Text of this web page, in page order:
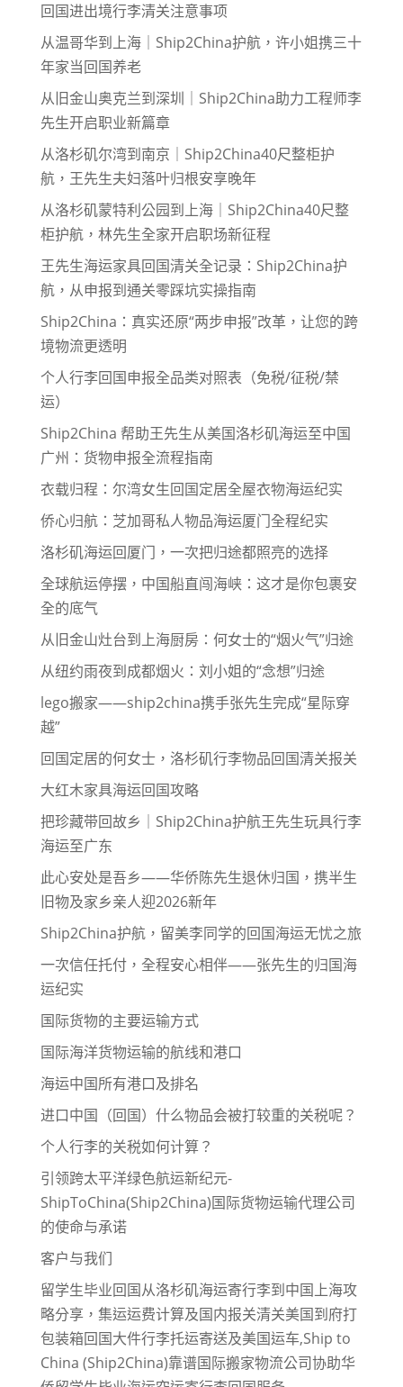
回国进出境行李清关注意事项
从温哥华到上海｜Ship2China护航，许小姐携三十
年家当回国养老
从旧金山奥克兰到深圳｜Ship2China助力工程师李
先生开启职业新篇章
从洛杉矶尔湾到南京｜Ship2China40尺整柜护
航，王先生夫妇落叶归根安享晚年
从洛杉矶蒙特利公园到上海｜Ship2China40尺整
柜护航，林先生全家开启职场新征程
王先生海运家具回国清关全记录：Ship2China护
航，从申报到通关零踩坑实操指南
Ship2China：真实还原“两步申报”改革，让您的跨
境物流更透明
个人行李回国申报全品类对照表（免税/征税/禁
运）
Ship2China 帮助王先生从美国洛杉矶海运至中国
广州：货物申报全流程指南
衣载归程：尔湾女生回国定居全屋衣物海运纪实
侨心归航：芝加哥私人物品海运厦门全程纪实
洛杉矶海运回厦门，一次把归途都照亮的选择
全球航运停摆，中国船直闯海峡：这才是你包裹安
全的底气
从旧金山灶台到上海厨房：何女士的“烟火气”归途
从纽约雨夜到成都烟火：刘小姐的“念想”归途
lego搬家——ship2china携手张先生完成“星际穿
越”
回国定居的何女士，洛杉矶行李物品回国清关报关
大红木家具海运回国攻略
把珍藏带回故乡｜Ship2China护航王先生玩具行李
海运至广东
此心安处是吾乡——华侨陈先生退休归国，携半生
旧物及家乡亲人迎2026新年
Ship2China护航，留美李同学的回国海运无忧之旅
一次信任托付，全程安心相伴——张先生的归国海
运纪实
国际货物的主要运输方式
国际海洋货物运输的航线和港口
海运中国所有港口及排名
进口中国（回国）什么物品会被打较重的关税呢？
个人行李的关税如何计算？
引领跨太平洋绿色航运新纪元-
ShipToChina(Ship2China)国际货物运输代理公司
的使命与承诺
客户与我们
留学生毕业回国从洛杉矶海运寄行李到中国上海攻
略分享，集运运费计算及国内报关清关美国到府打
包装箱回国大件行李托运寄送及美国运车,Ship to
China (Ship2China)靠谱国际搬家物流公司协助华